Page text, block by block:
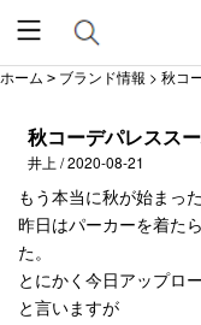
ホーム > ブランド情報 > 秋コ
秋コーデパレスス
井上 / 2020-08-21
もう本当に秋が始まっ
昨日はパーカーを着た
た。
とにかく今日アップロ
と言いますが